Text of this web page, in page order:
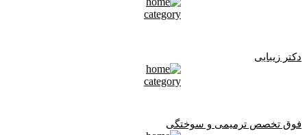
دکتر زیبایی
فوق تخصص ترمیمی و سوختگی